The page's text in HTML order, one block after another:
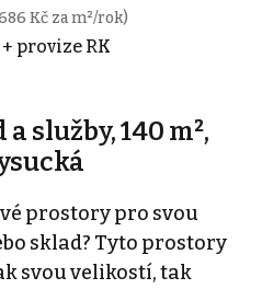
Kč za m²/rok)
provize RK
služby, 140 m²,
prostory pro svou
sklad? Tyto prostory
svou velikostí, tak